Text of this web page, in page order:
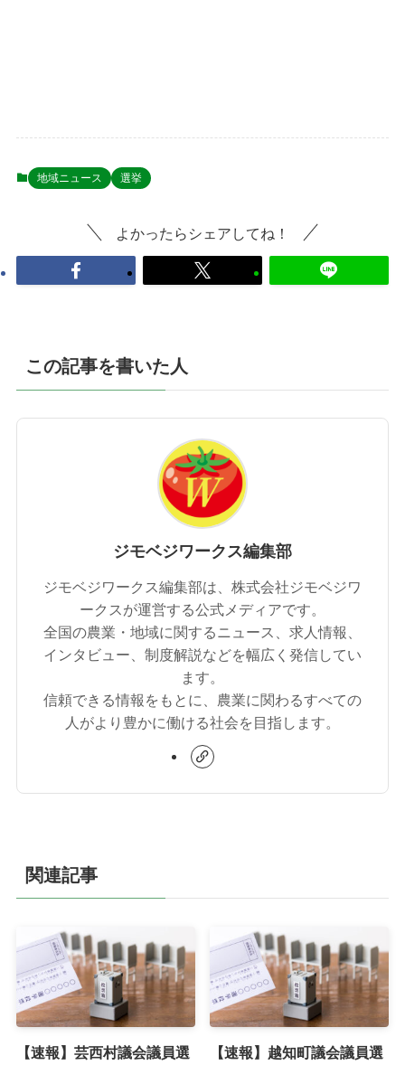
地域ニュース 選挙
よかったらシェアしてね！
この記事を書いた人
ジモベジワークス編集部
ジモベジワークス編集部は、株式会社ジモベジワ
ークスが運営する公式メディアです。
全国の農業・地域に関するニュース、求人情報、
インタビュー、制度解説などを幅広く発信してい
ます。
信頼できる情報をもとに、農業に関わるすべての
人がより豊かに働ける社会を目指します。
関連記事
【速報】芸西村議会議員選
【速報】越知町議会議員選